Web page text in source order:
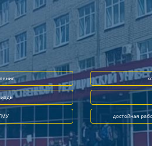
достойная